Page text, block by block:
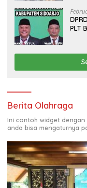
PLT
Berita Olahraga
Ini contoh widget
anda bisa mengaturnya